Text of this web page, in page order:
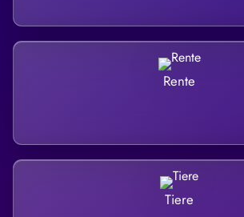
Rente
Tiere